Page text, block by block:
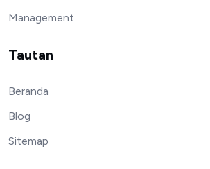
Management
Tautan
Beranda
Blog
Sitemap